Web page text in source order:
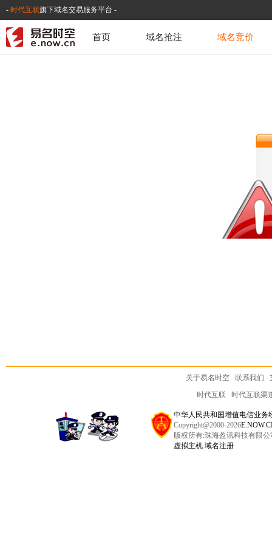
- 时代互联旗下域名交易服务平台 -
首页 域名抢注 域名竞价
关于易名时空 联系我们
时代互联
时代互联渠
中华人民共和国增值电信业务
Copyright@2000-2026
版权所有:珠海盈讯科技有限公
虚拟主机 域名注册